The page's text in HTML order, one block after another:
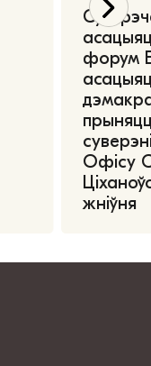
форум
Офісу
жніўня